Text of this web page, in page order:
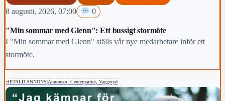
8 augusti, 2026, 07:00 0
"Min sommar med Glenn": Ett bussigt stormöte
I "Min sommar med Glenn" ställs vår nye medarbetare inför ett
stormöte.
BETALD ANNONS|Annonsör: Centerpartiet, Vaggeryd